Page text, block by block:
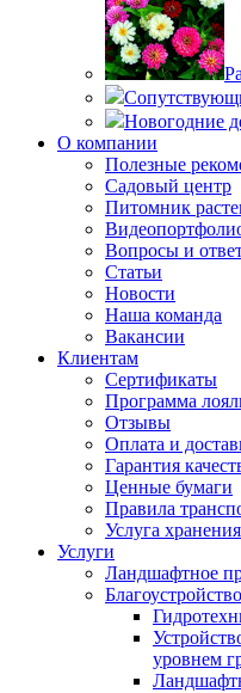
Новогодние
О компании
Полезные
Садовый центр
Питомник
Вопросы и
Статьи
Новости
Наша команда
Вакансии
Клиентам
Сертификаты
Программа
Отзывы
Оплата и
Гарантия
Ценные бумаги
Правила
Услуга хранения
Услуги
Ландшафтное
Благоустройство
уровнем